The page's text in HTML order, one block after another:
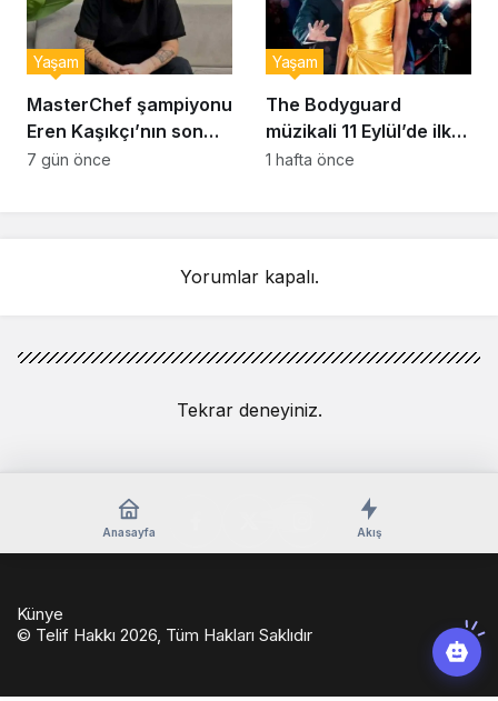
MasterChef şampiyonu
Eren Kaşıkçı’nın son
anlarındaki kahreden
Yaşam
7 gün önce
The Bodyguard
müzikali 11 Eylül’de ilk
kez Türkiye’de
Yaşam
1 hafta önce
Yorumlar kapalı.
Tekrar deneyiniz.
Anasayfa Akış
Künye
© Telif Hakkı 2026, Tüm Hakları Saklıdır